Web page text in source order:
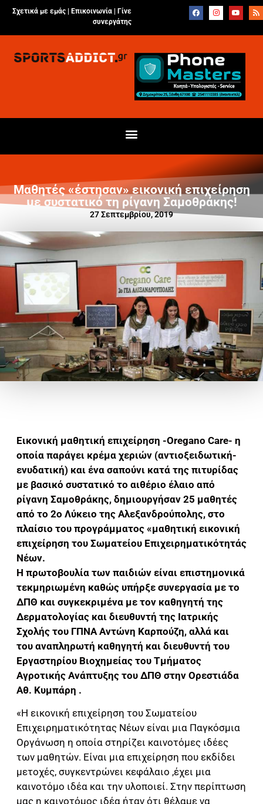
Σχετικά με εμάς | Επικοινωνία
Γίνε
συνεργάτης
Μαθητές «έστησαν» εικονική επιχείρηση
με συστατικό τη ρίγανη Σαμοθράκης!
27 Σεπτεμβρίου, 2019
Εικονική μαθητική επιχείρηση -Oregano Care- η
οποία παράγει κρέμα χεριών (αντιοξειδωτική-
ενυδατική) και ένα σαπούνι κατά της πιτυρίδας
με βασικό συστατικό το αιθέριο έλαιο από
ρίγανη Σαμοθράκης, δημιουργήσαν 25 μαθητές
από το 2ο Λύκειο της Αλεξανδρούπολης, στο
πλαίσιο του προγράμματος «μαθητική εικονική
επιχείρηση του Σωματείου Επιχειρηματικότητάς
Νέων.
Η πρωτοβουλία των παιδιών είναι επιστημονικά
τεκμηριωμένη καθώς υπήρξε συνεργασία με το
ΔΠΘ και συγκεκριμένα με τον καθηγητή της
Δερματολογίας και διευθυντή της Ιατρικής
Σχολής του ΓΠΝΑ Αντώνη Καρπούζη, αλλά και
του αναπληρωτή καθηγητή και διευθυντή του
Eργαστηρίου Βιοχημείας του Τμήματος
Αγροτικής Ανάπτυξης του ΔΠΘ στην Ορεστιάδα
Αθ. Κυμπάρη .
«Η εικονική επιχείρηση του Σωματείου
Επιχειρηματικότητας Νέων είναι μια Παγκόσμια
Οργάνωση η οποία στηρίζει καινοτόμες ιδέες
των μαθητών. Είναι μια επιχείρηση που εκδίδει
μετοχές, συγκεντρώνει κεφάλαιο ,έχει μια
καινοτόμο ιδέα και την υλοποιεί. Στην περίπτωση
μας η καινοτόμος ιδέα ήταν ότι θέλαμε να